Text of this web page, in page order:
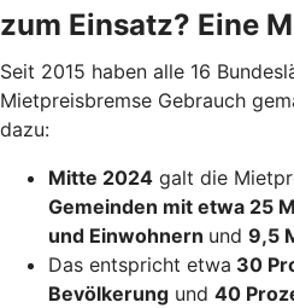
zum Einsatz? Eine
Seit 2015 haben alle 16
Mietpreisbremse Gebrauch
dazu:
Mitte 2024 galt die
Gemeinden mit etwa 25
und Einwohnern und 9,5
Das entspricht etwa 30
Bevölkerung und 40